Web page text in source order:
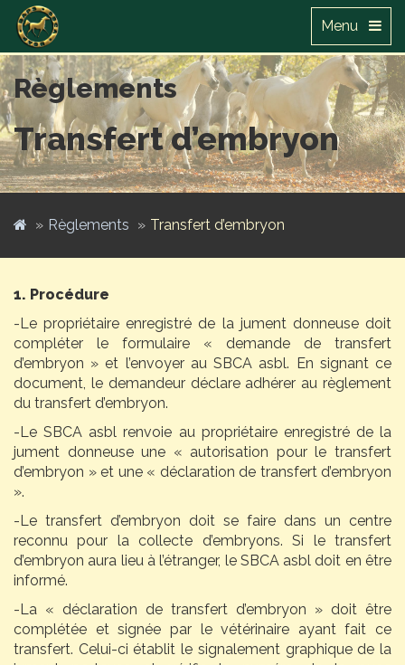
Menu
Règlements
Transfert d’embryon
Règlements Transfert d’embryon
1. Procédure
-Le propriétaire enregistré de la jument donneuse doit
compléter le formulaire « demande de transfert
d’embryon » et l’envoyer au SBCA asbl. En signant ce
document, le demandeur déclare adhérer au règlement
du transfert d’embryon.
-Le SBCA asbl renvoie au propriétaire enregistré de la
jument donneuse une « autorisation pour le transfert
d’embryon » et une « déclaration de transfert d’embryon
».
-Le transfert d’embryon doit se faire dans un centre
reconnu pour la collecte d’embryons. Si le transfert
d’embryon aura lieu à l’étranger, le SBCA asbl doit en être
informé.
-La « déclaration de transfert d’embryon » doit être
complétée et signée par le vétérinaire ayant fait ce
transfert. Celui-ci établit le signalement graphique de la